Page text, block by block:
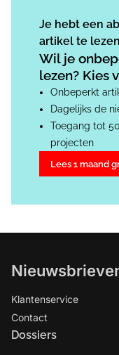
Je hebt een
artikel te
Wil je
lezen? Kies
Onbeperkt
Dagelijks de
Toegang tot
projecten
Lees 1 maand
Klantenservice
Contact
Dossiers